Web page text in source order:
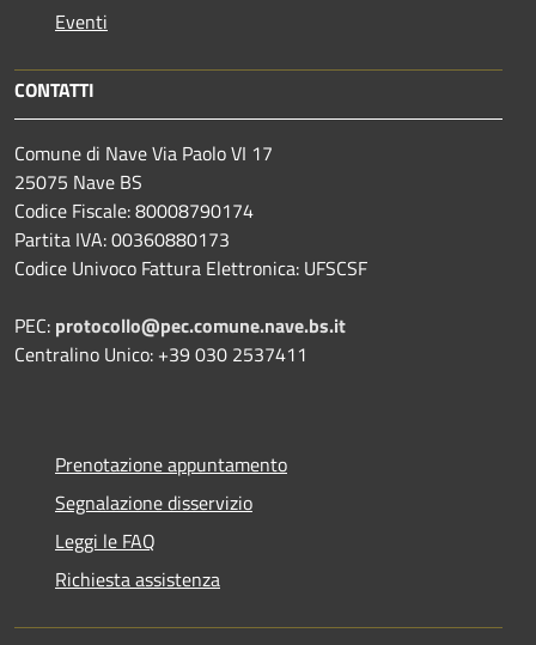
Eventi
CONTATTI
Comune di Nave Via Paolo VI 17
25075 Nave BS
Codice Fiscale: 80008790174
Partita IVA: 00360880173
Codice Univoco Fattura Elettronica: UFSCSF
PEC: protocollo@pec.comune.nave.bs.it
Centralino Unico: +39 030 2537411
Prenotazione appuntamento
Segnalazione disservizio
Leggi le FAQ
Richiesta assistenza